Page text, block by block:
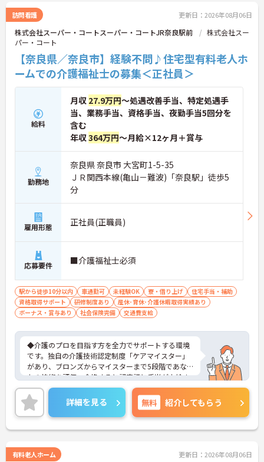
些細なことでも感謝を伝え合い、認め合えるため、
風通しが良くとてもあたたかい雰囲気の職場です。
また、「もっとこうしたら良くなるかも！」という
現場の小さなアイデアを大切にしており、入社1日
目から誰でもいくつでも提案できる「フジキャタ提
案」制度があり、毎月役員がすべての提案に目を通
します。自分の気づきが実際のサービス向上につな
がるため、やりがいを持って仕事に取り組めます。
訪問看護 更新日：2026年08月06日
株式会社スーパー・コートスーパー・コートJR奈良駅前
株式会社スー
パー・コート
【奈良県／奈良市】経験不問♪住宅型有料老人ホ
ームでの介護福祉士の募集＜正社員＞
給料
月収 27.9万円～処遇改善手当、特定処遇手
当、業務手当、資格手当、夜勤手当5回分を
含む
年収364万円～月給×12ヶ月＋賞与
勤務地
奈良県 奈良市 大宮町1-5-35
ＪＲ関西本線(亀山－難波)「奈良駅」徒歩5
分
雇用形態 正社員(正職員)
応募要件 ■介護福祉士必須
駅から徒歩10分以内 車通勤可 未経験OK 寮・借り上げ
住宅手当・補助
資格取得サポート
研修制度あり
産休･育休･介護休暇取得実績あり
ボーナス・賞与あり
社会保険完備 交通費支給
◆介護のプロを目指す方を全力でサポートする環境
です。独自の介護技術認定制度「ケアマイスター」
があり、ブロンズからマイスターまで5段階であな
たの技術を評価。合格すると認定証と手当が支給さ
れます。
◆スタッフ同士の繋がりを大切にするため「サンク
スバッジ」という素敵な制度を導入しています。ス
マホやパソコンから、部署や施設を超えた仲間に
「ありがとう」のバッジを送り合う仕組みで、毎月
些細なことでも感謝を伝え合い、認め合えるため、
詳細を見る 無料 紹介してもらう
有料老人ホーム 更新日：2026年08月06日